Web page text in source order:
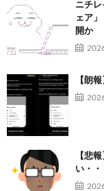
ニチ
ェア
開か
【朗
【悲
い・・